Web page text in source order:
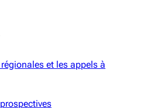
et les appels à